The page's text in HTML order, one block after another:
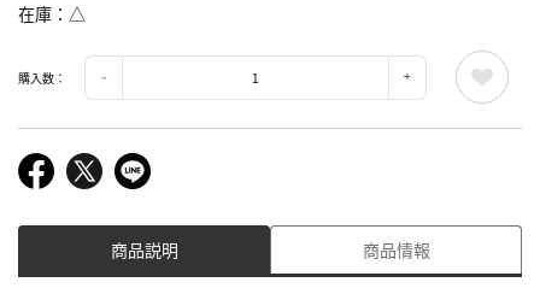
在庫 △
購入数：
商品説明 商品情報